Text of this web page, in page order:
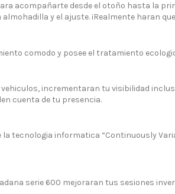
acompañarte desde el otoño hasta la
y el ajuste. ¡Realmente haran
comodo y posee el tratamiento
incrementaran tu visibilidad
cuenta de tu presencia.
tecnologia informatica “Continuously
serie 600 mejoraran tus sesiones